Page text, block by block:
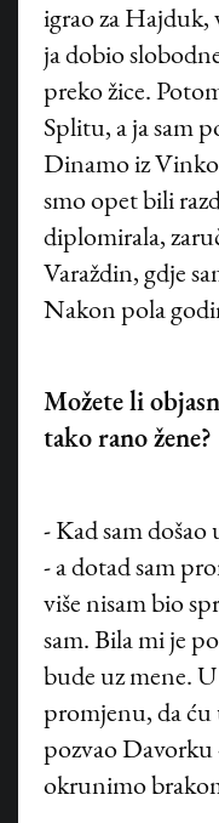
igrao za Hajduk,
ja dobio
preko žice.
Splitu, a ja sam
Dinamo iz
smo opet bili
diplomirala,
Varaždin, gdje
Nakon pola
Možete li
tako rano žene?
- Kad sam
- a dotad sam
više nisam bio
sam. Bila mi je
bude uz mene.
promjenu, da ću
pozvao Davorku
okrunimo
©HANZA MEDIA